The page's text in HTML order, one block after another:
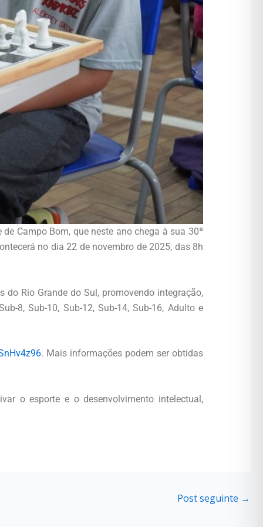
Campo Bom, que neste ano chega à sua 30ª
no dia 22 de novembro de 2025, das 8h
Rio Grande do Sul, promovendo integração,
8, Sub-10, Sub-12, Sub-14, Sub-16, Adulto e
. Mais informações podem ser obtidas
o esporte e o desenvolvimento intelectual,
Post seguinte →